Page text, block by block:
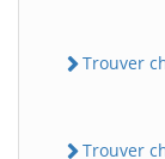
Trouver
Trouver